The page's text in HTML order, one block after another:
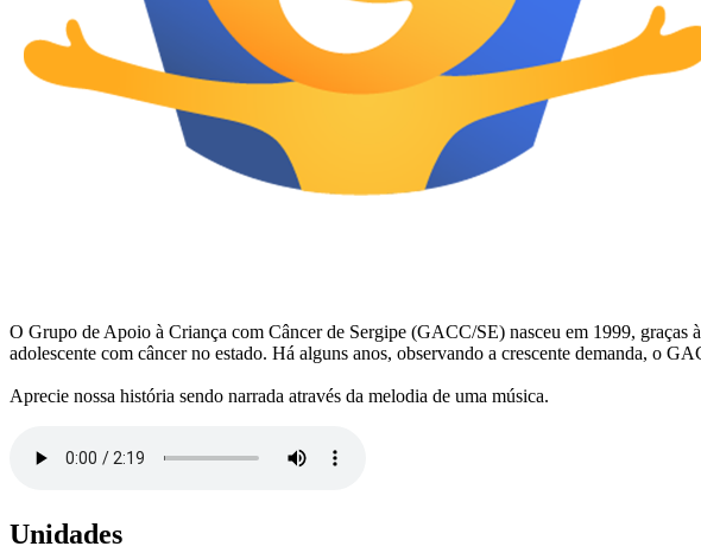
O Grupo de Apoio à Criança com Câncer de Sergipe (GACC/SE) nasceu em 1999,
adolescente com câncer no estado. Há alguns anos, observando a crescente demanda, o
Aprecie nossa história sendo narrada através da melodia de uma música.
Unidades